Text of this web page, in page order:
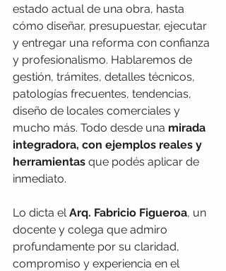
estado actual de una obra, hasta
cómo diseñar, presupuestar, ejecutar
y entregar una reforma con confianza
y profesionalismo. Hablaremos de
gestión, trámites, detalles técnicos,
patologías frecuentes, tendencias,
diseño de locales comerciales y
mucho más. Todo desde una mirada
integradora, con ejemplos reales y
herramientas que podés aplicar de
inmediato.
Lo dicta el Arq. Fabricio Figueroa, un
docente y colega que admiro
profundamente por su claridad,
compromiso y experiencia en el